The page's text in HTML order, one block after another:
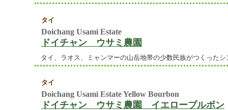
タイ
Doichang Usami Estate
ドイチャン ウサミ農園
タイ、ラオス、ミャンマーの山岳地帯の少数民族がつくった
タイ
Doichang Usami Estate Yellow Bourbon
ドイチャン ウサミ農園 イエローブルボン